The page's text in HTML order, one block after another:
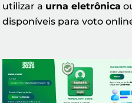
utilizar a urna eletrônica
disponíveis para voto